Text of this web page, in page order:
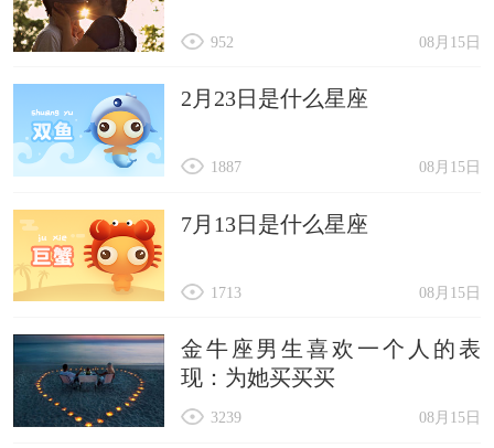
08月15日
952
2月23日是什么星座
08月15日
1887
7月13日是什么星座
08月15日
1713
金牛座男生喜欢一个人的表
现：为她买买买
08月15日
3239